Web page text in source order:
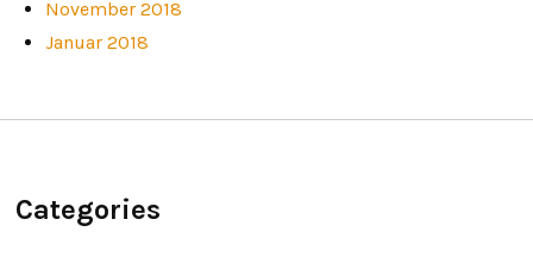
November 2018
Januar 2018
Categories